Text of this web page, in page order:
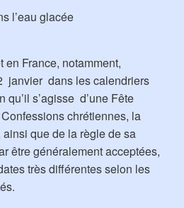
glacée
France, notamment,
janvier dans les calendriers
s’agisse d’une Fête
chrétiennes, la
que de la règle de sa
être généralement acceptées,
très différentes selon les